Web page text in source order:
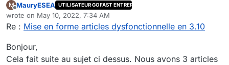
M
Offline
MauryESEA UTILISATEUR GOFAST ENTREPRISE
wrote on May 10, 2022, 7:34 AM
last edited by
Re : Mise en forme articles dysfonctionnelle en 3.10
Bonjour,
Cela fait suite au sujet ci dessus. Nous avons 3 articles